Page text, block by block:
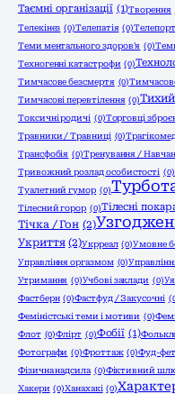
Таємні організації (1)Творення
Телекінез (0)Телепатія (0)
Теми ментального здоров'я (0)
Техногенні катастрофи (0)
Тимчасове безсмертя (0)
Тимчасові перевтілення (0)
Токсичні родичі (0)Торговці
Травники / Травниці (0)
Трансфобія (0)Тренування /
Тривожний розлад особистості (0)
Туалетний гумор (0)
Тілесний горор (0)Тілесні
Тічка / Гон (2)
Укриття (2)Укрреал (0)Умовне
Управління оргазмом (0)
Утримання (0)Учбові заклади (0)
Фастберн (0)Фастфуд / Закусочні
Феміністські теми і мотиви (0)
Флот (0)Флірт (0)Фобії (1)
Фотографи (0)Фроттаж (0)Фуд-
Фізична надсила (0)Фіктивний
Хакери (0)Ханахакі (0)